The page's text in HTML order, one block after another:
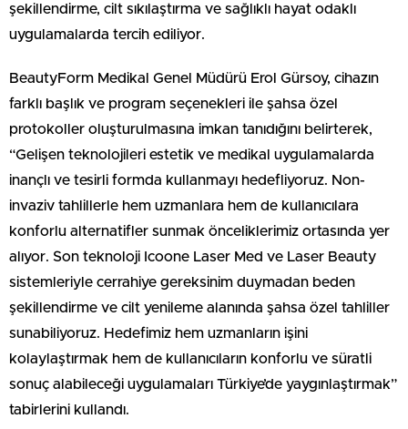
şekillendirme, cilt sıkılaştırma ve sağlıklı hayat odaklı
uygulamalarda tercih ediliyor.
BeautyForm Medikal Genel Müdürü Erol Gürsoy, cihazın
farklı başlık ve program seçenekleri ile şahsa özel
protokoller oluşturulmasına imkan tanıdığını belirterek,
“Gelişen teknolojileri estetik ve medikal uygulamalarda
inançlı ve tesirli formda kullanmayı hedefliyoruz. Non-
invaziv tahlillerle hem uzmanlara hem de kullanıcılara
konforlu alternatifler sunmak önceliklerimiz ortasında yer
alıyor. Son teknoloji Icoone Laser Med ve Laser Beauty
sistemleriyle cerrahiye gereksinim duymadan beden
şekillendirme ve cilt yenileme alanında şahsa özel tahliller
sunabiliyoruz. Hedefimiz hem uzmanların işini
kolaylaştırmak hem de kullanıcıların konforlu ve süratli
sonuç alabileceği uygulamaları Türkiye’de yaygınlaştırmak”
tabirlerini kullandı.